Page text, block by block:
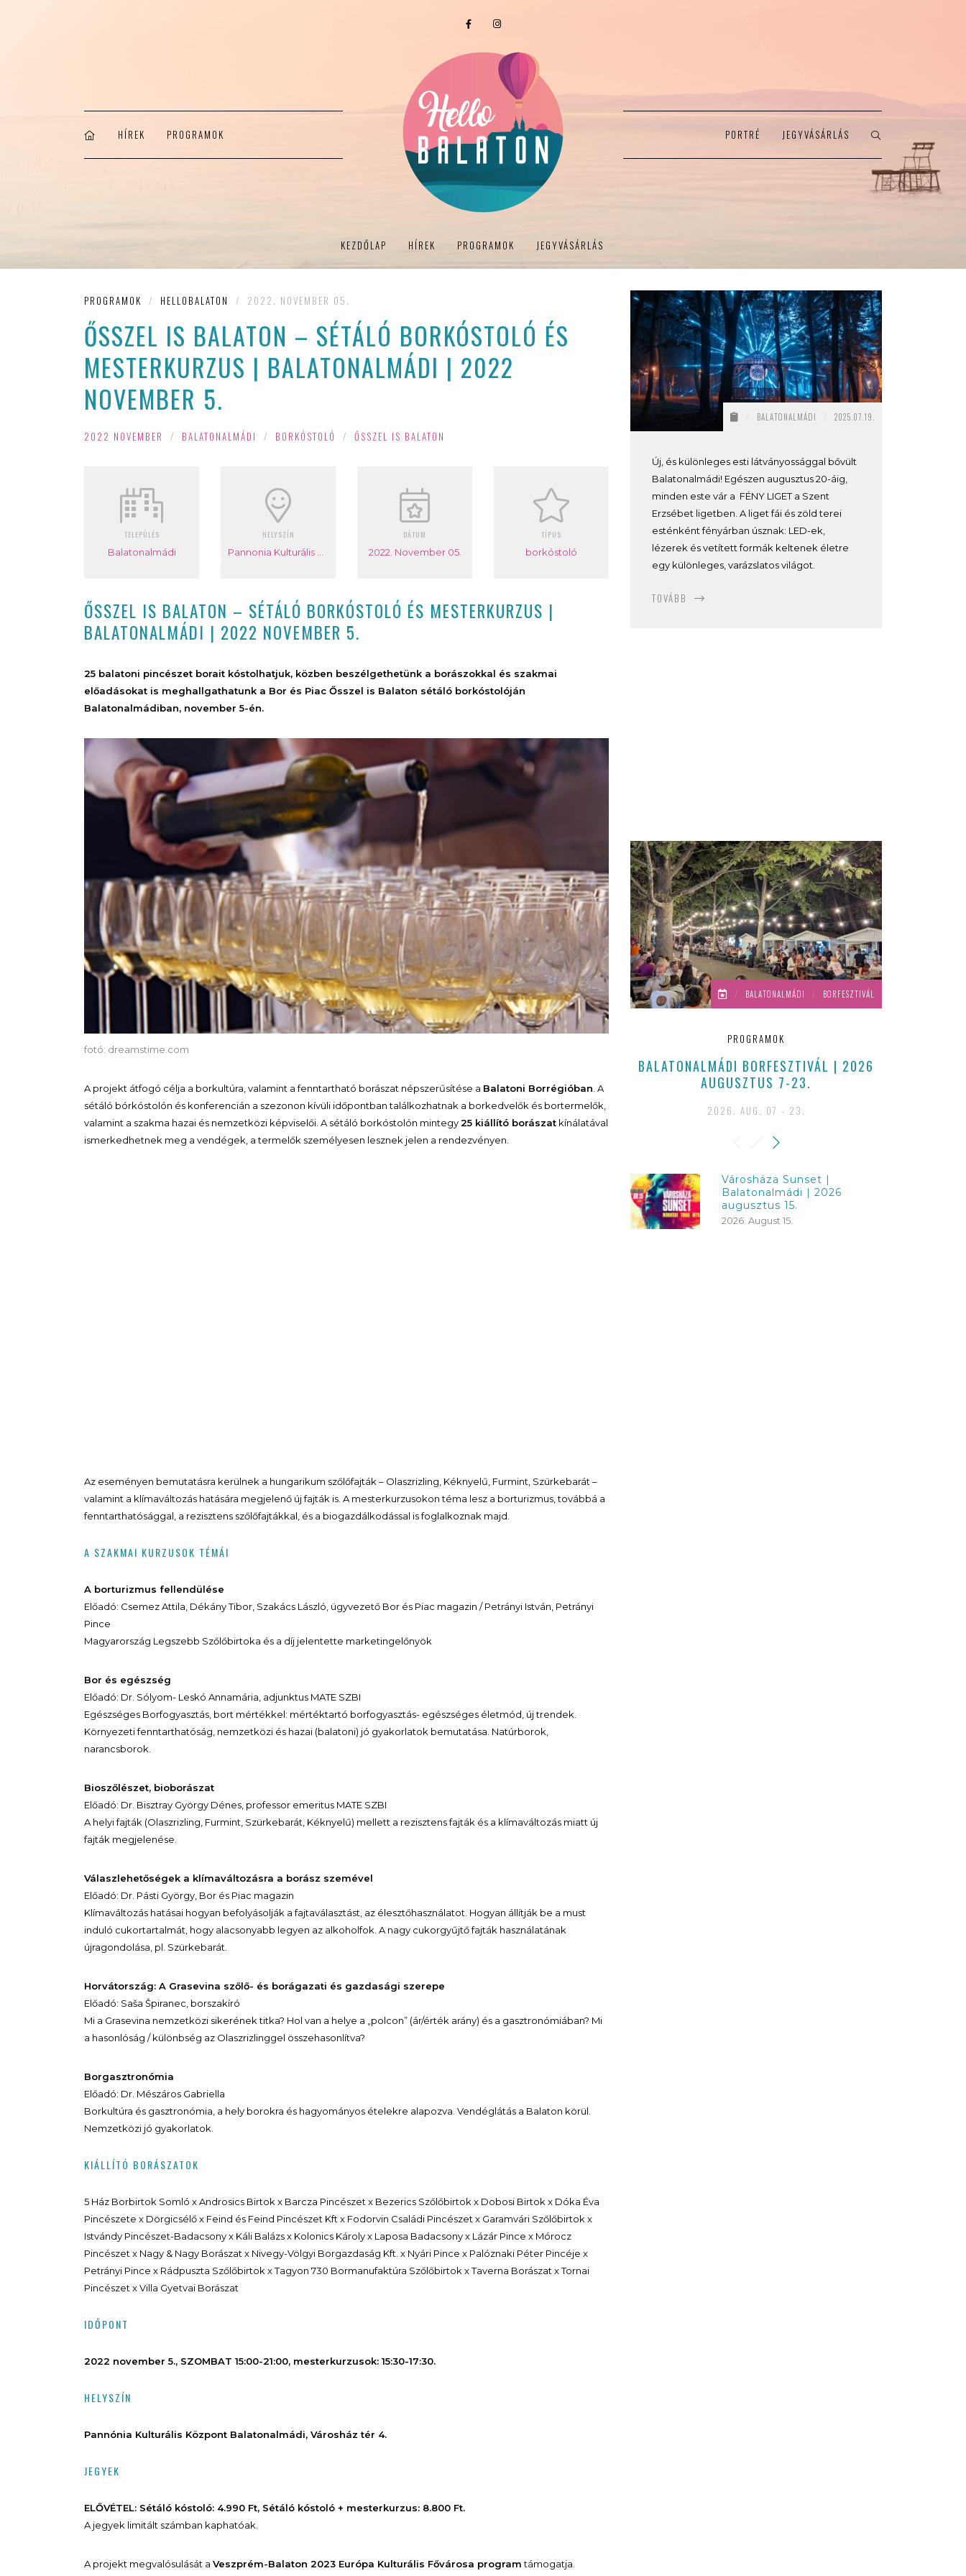
HÍREK PROGRAMOK PORTRÉ JEGYVÁSÁRLÁS
KEZDŐLAP HÍREK PROGRAMOK JEGYVÁSÁRLÁS
PROGRAMOK / HELLOBALATON / 2022. NOVEMBER 05.
ŐSSZEL IS BALATON – SÉTÁLÓ BORKÓSTOLÓ ÉS
MESTERKURZUS | BALATONALMÁDI | 2022
NOVEMBER 5.
2022 NOVEMBER / BALATONALMÁDI / BORKÓSTOLÓ / ŐSSZEL IS BALATON
TELEPÜLÉS
Balatonalmádi
HELYSZÍN DÁTUM
2022. November 05.
TÍPUS
borkóstoló
ŐSSZEL IS BALATON – SÉTÁLÓ BORKÓSTOLÓ ÉS MESTERKURZUS |
BALATONALMÁDI | 2022 NOVEMBER 5.
25 balatoni pincészet borait kóstolhatjuk, közben beszélgethetünk a borászokkal és szakmai
előadásokat is meghallgathatunk a Bor és Piac Ősszel is Balaton sétáló borkóstolóján
Balatonalmádiban, november 5-én.
fotó: dreamstime.com
A projekt átfogó célja a borkultúra, valamint a fenntartható borászat népszerűsítése a Balatoni Borrégióban . A
sétáló bórkóstolón és konferencián a szezonon kívüli időpontban találkozhatnak a borkedvelők és bortermelők,
valamint a szakma hazai és nemzetközi képviselői. A sétáló borkóstolón mintegy25 kiállító borászat kínálatával
ismerkedhetnek meg a vendégek, a termelők személyesen lesznek jelen a rendezvényen.
Az eseményen bemutatásra kerülnek a hungarikum szőlőfajták – Olaszrizling, Kéknyelű, Furmint, Szürkebarát –
valamint a klímaváltozás hatására megjelenő új fajták is. A mesterkurzusokon téma lesz a borturizmus, továbbá a
fenntarthatósággal, a rezisztens szőlőfajtákkal, és a biogazdálkodással is foglalkoznak majd.
A SZAKMAI KURZUSOK TÉMÁI
A borturizmus fellendülése
Előadó: Csemez Attila, Dékány Tibor, Szakács László, ügyvezető Bor és Piac magazin / Petrányi István, Petrányi
Pince
Magyarország Legszebb Szőlőbirtoka és a díj jelentette marketingelőnyök
Bor és egészség
Előadó: Dr. Sólyom- Leskó Annamária, adjunktus MATE SZBI
Egészséges Borfogyasztás, bort mértékkel: mértéktartó borfogyasztás- egészséges életmód, új trendek.
Környezeti fenntarthatóság, nemzetközi és hazai (balatoni) jó gyakorlatok bemutatása. Natúrborok,
narancsborok.
Bioszőlészet, bioborászat
Előadó: Dr. Bisztray György Dénes, professor emeritus MATE SZBI
A helyi fajták (Olaszrizling, Furmint, Szürkebarát, Kéknyelű) mellett a rezisztens fajták és a klímaváltozás miatt új
fajták megjelenése.
Válaszlehetőségek a klímaváltozásra a borász szemével
Előadó: Dr. Pásti György, Bor és Piac magazin
Klímaváltozás hatásai hogyan befolyásolják a fajtaválasztást, az élesztőhasználatot. Hogyan állítják be a must
induló cukortartalmát, hogy alacsonyabb legyen az alkoholfok. A nagy cukorgyűjtő fajták használatának
újragondolása, pl. Szürkebarát.
Horvátország: A Grasevina szőlő- és borágazati és gazdasági szerepe
Előadó: Saša Špiranec, borszakíró
Mi a Grasevina nemzetközi sikerének titka? Hol van a helye a „polcon” (ár/érték arány) és a gasztronómiában? Mi
a hasonlóság / különbség az Olaszrizlinggel összehasonlítva?
Borgasztronómia
Előadó: Dr. Mészáros Gabriella
Borkultúra és gasztronómia, a hely borokra és hagyományos ételekre alapozva. Vendéglátás a Balaton körül.
Nemzetközi jó gyakorlatok.
KIÁLLÍTÓ BORÁSZATOK
5 Ház Borbirtok Somló x Androsics Birtok x Barcza Pincészet x Bezerics Szőlőbirtok x Dobosi Birtok x Dóka Éva
Pincészete x Dörgicsélő x Feind és Feind Pincészet Kft x Fodorvin Családi Pincészet x Garamvári Szőlőbirtok x
Istvándy Pincészet-Badacsony x Káli Balázs x Kolonics Károly x Laposa Badacsony x Lázár Pince x Mórocz
Pincészet x Nagy & Nagy Borászat x Nivegy-Völgyi Borgazdaság Kft. x Nyári Pince x Palóznaki Péter Pincéje x
Petrányi Pince x Rádpuszta Szőlőbirtok x Tagyon 730 Bormanufaktúra Szőlőbirtok x Taverna Borászat x Tornai
Pincészet x Villa Gyetvai Borászat
IDŐPONT
2022 november 5., SZOMBAT 15:00-21:00, mesterkurzusok: 15:30-17:30.
HELYSZÍN
Pannónia Kulturális Központ Balatonalmádi, Városház tér 4.
JEGYEK
ELŐVÉTEL: Sétáló kóstoló: 4.990 Ft, Sétáló kóstoló + mesterkurzus: 8.800 Ft.
A jegyek limitált számban kaphatóak.
A projekt megvalósulását a Veszprém-Balaton 2023 Európa Kulturális Fővárosa programtámogatja.
BALATONALMÁDI 2025.07.19.
Új, és különleges esti látványossággal bővült
Balatonalmádi! Egészen augusztus 20-áig,
minden este vár a FÉNY LIGET a Szent
Erzsébet ligetben. A liget fái és zöld terei
esténként fényárban úsznak: LED-ek,
lézerek és vetített formák keltenek életre
egy különleges, varázslatos világot.
TOVÁBB
/ BALATONALMÁDI / BORFESZTIVÁL
PROGRAMOK
BALATONALMÁDI BORFESZTIVÁL | 2026
AUGUSZTUS 7-23.
2026. AUG. 07 - 23.
Városháza Sunset |
Balatonalmádi | 2026
augusztus 15.
2026. August 15.